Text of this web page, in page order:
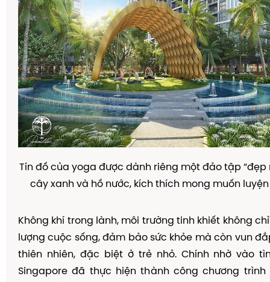
Tín đồcủa yoga được dành riêng một đảo tập “đẹp
cây xanh và hồnước, kích thích mong muốn luyệ
Không khí trong lành, môi trường tinh khiết không chỉ
ượng cuộc sống,đảm bảo sức khỏe mà còn vun đắ
thiên nhiên, đặc biệt ởtrẻnhỏ. Chính nhờ vào tì
Singapoređã thực hiện thành công chương trình